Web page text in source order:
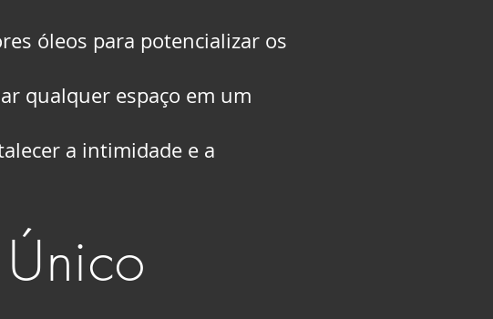
óleos para potencializar os
qualquer espaço em um
a intimidade e a